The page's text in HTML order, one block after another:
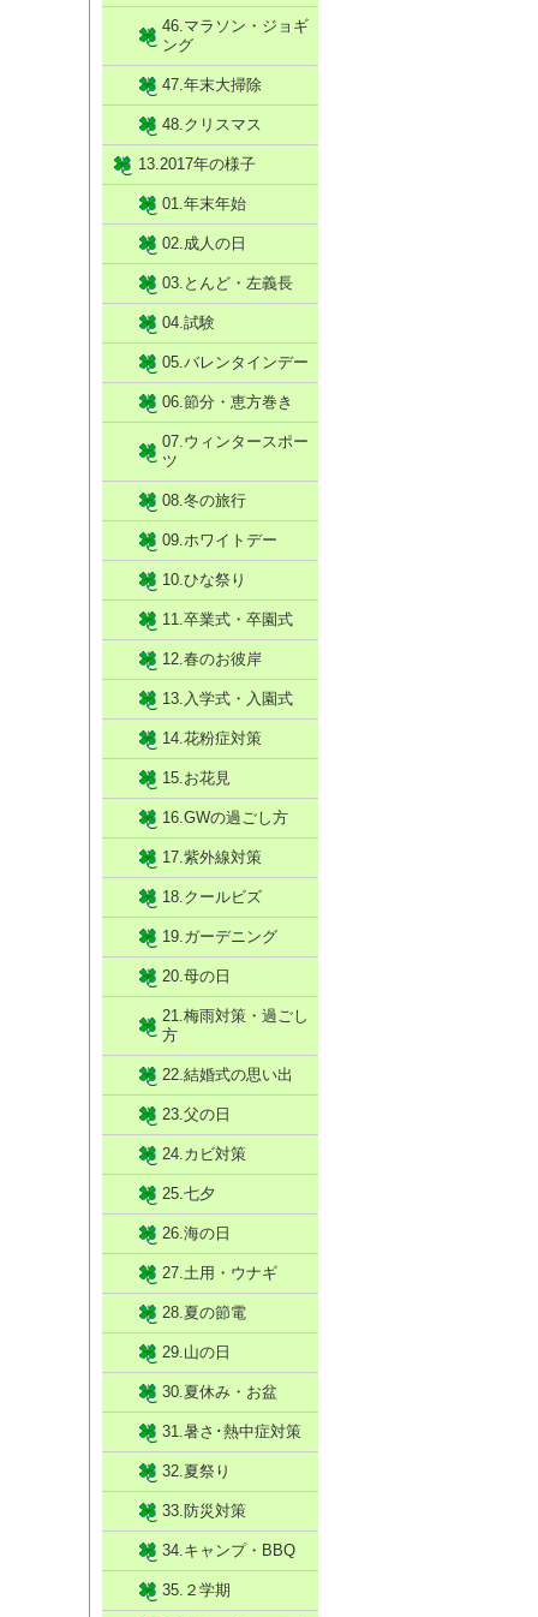
46.マラソン・ジョギ
ング
47.年末大掃除
48.クリスマス
13.2017年の様子
01.年末年始
02.成人の日
03.とんど・左義長
04.試験
05.バレンタインデー
06.節分・恵方巻き
07.ウィンタースポー
ツ
08.冬の旅行
09.ホワイトデー
10.ひな祭り
11.卒業式・卒園式
12.春のお彼岸
13.入学式・入園式
14.花粉症対策
15.お花見
16.GWの過ごし方
17.紫外線対策
18.クールビズ
19.ガーデニング
20.母の日
21.梅雨対策・過ごし
方
22.結婚式の思い出
23.父の日
24.カビ対策
25.七夕
26.海の日
27.土用・ウナギ
28.夏の節電
29.山の日
30.夏休み・お盆
31.暑さ･熱中症対策
32.夏祭り
33.防災対策
34.キャンプ・BBQ
35.２学期